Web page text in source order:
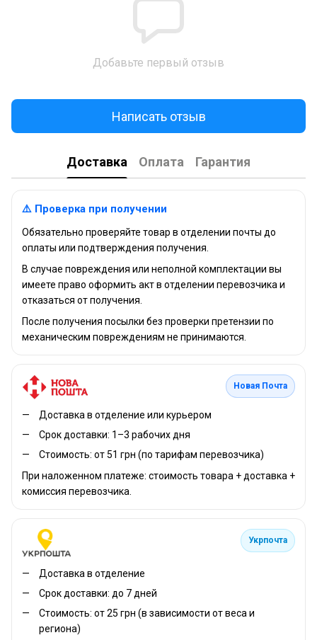
Добавьте первый отзыв
Написать отзыв
Доставка Оплата Гарантия
⚠️ Проверка при получении
Обязательно проверяйте товар в отделении почты до
оплаты или подтверждения получения.
В случае повреждения или неполной комплектации вы
имеете право оформить акт в отделении перевозчика и
отказаться от получения.
После получения посылки без проверки претензии по
механическим повреждениям не принимаются.
Новая Почта
Доставка в отделение или курьером
Срок доставки: 1–3 рабочих дня
Стоимость: от 51 грн (по тарифам перевозчика)
При наложенном платеже: стоимость товара + доставка +
комиссия перевозчика.
Укрпочта
Доставка в отделение
Срок доставки: до 7 дней
Стоимость: от 25 грн (в зависимости от веса и
региона)